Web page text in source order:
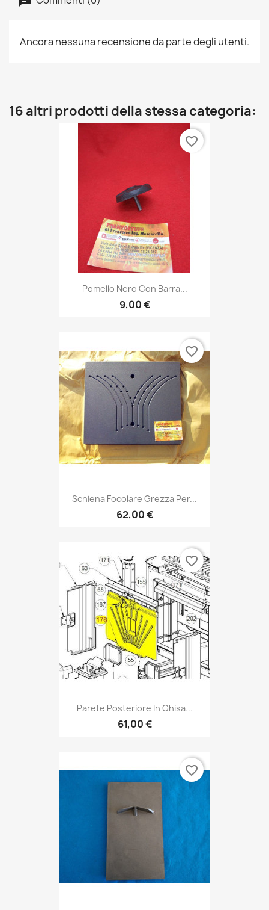
Ancora nessuna recensione da parte degli utenti.
16 altri prodotti della stessa categoria:
Pomello Nero Con Barra...
9,00 €
favorite_border
Schiena Focolare Grezza Per...
62,00 €
favorite_border
Parete Posteriore In Ghisa...
61,00 €
favorite_border
favorite_border